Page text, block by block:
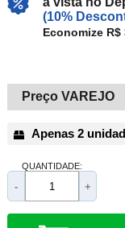
(10%
Economize R$
Preço VAREJO
Apenas 2
QUANTIDADE:
- +